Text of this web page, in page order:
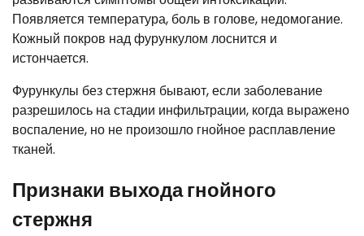
Появляется температура, боль в голове, недомогание.
Кожный покров над фурункулом лоснится и
истончается.
Фурункулы без стержня бывают, если заболевание
разрешилось на стадии инфильтрации, когда выражено
воспаление, но не произошло гнойное расплавление
тканей.
Признаки выхода гнойного
стержня